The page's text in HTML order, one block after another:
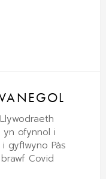
yn ofynnol i
gyflwyno Pàs
Covid